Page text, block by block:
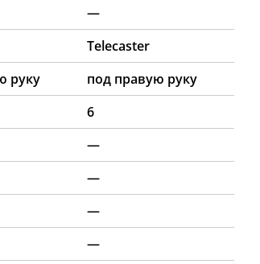
—
Telecaster
руку
под правую руку
6
—
—
—
—